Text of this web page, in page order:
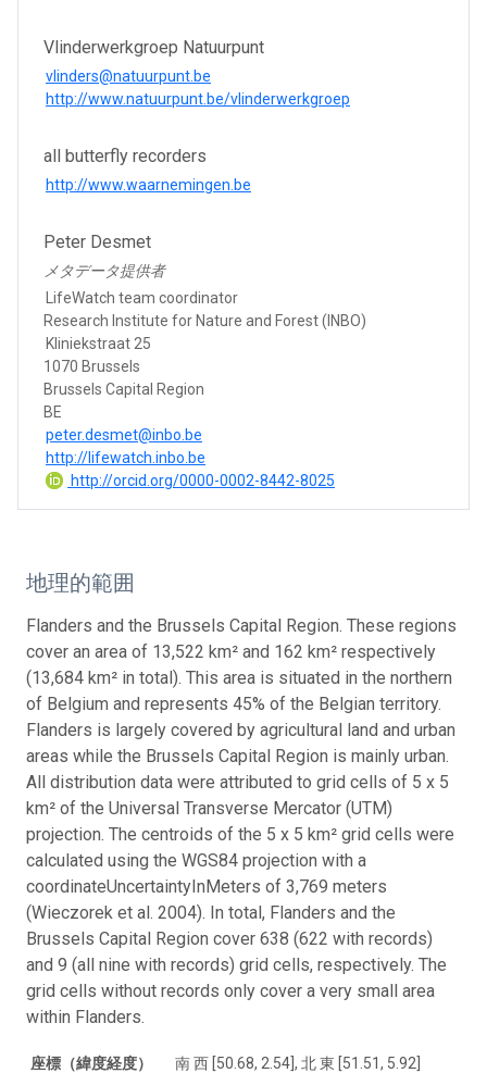
Vlinderwerkgroep Natuurpunt
vlinders@natuurpunt.be
http://www.natuurpunt.be/vlinderwerkgroep
all butterfly recorders
http://www.waarnemingen.be
Peter Desmet
メタデータ提供者
LifeWatch team coordinator
Research Institute for Nature and Forest (INBO)
Kliniekstraat 25
1070 Brussels
Brussels Capital Region
BE
peter.desmet@inbo.be
http://lifewatch.inbo.be
http://orcid.org/0000-0002-8442-8025
地理的範囲
Flanders and the Brussels Capital Region. These regions
cover an area of 13,522 km² and 162 km² respectively
(13,684 km² in total). This area is situated in the northern
of Belgium and represents 45% of the Belgian territory.
Flanders is largely covered by agricultural land and urban
areas while the Brussels Capital Region is mainly urban.
All distribution data were attributed to grid cells of 5 x 5
km² of the Universal Transverse Mercator (UTM)
projection. The centroids of the 5 x 5 km² grid cells were
calculated using the WGS84 projection with a
coordinateUncertaintyInMeters of 3,769 meters
(Wieczorek et al. 2004). In total, Flanders and the
Brussels Capital Region cover 638 (622 with records)
and 9 (all nine with records) grid cells, respectively. The
grid cells without records only cover a very small area
within Flanders.
座標（緯度経度） 南 西 [50.68, 2.54], 北 東 [51.51, 5.92]